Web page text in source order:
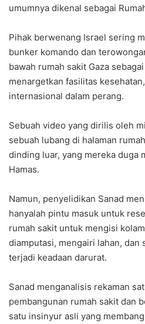
umumnya dikenal sebagai
Pihak berwenang Israel sering
bunker komando dan
bawah rumah sakit Gaza
menargetkan fasilitas
internasional dalam perang.
Sebuah video yang dirilis oleh
sebuah lubang di halaman
dinding luar, yang mereka duga
Hamas.
Namun, penyelidikan Sanad
hanyalah pintu masuk untuk
rumah sakit untuk mengisi
diamputasi, mengairi lahan, dan
terjadi keadaan darurat.
Sanad menganalisis rekaman
pembangunan rumah sakit dan
satu insinyur asli yang